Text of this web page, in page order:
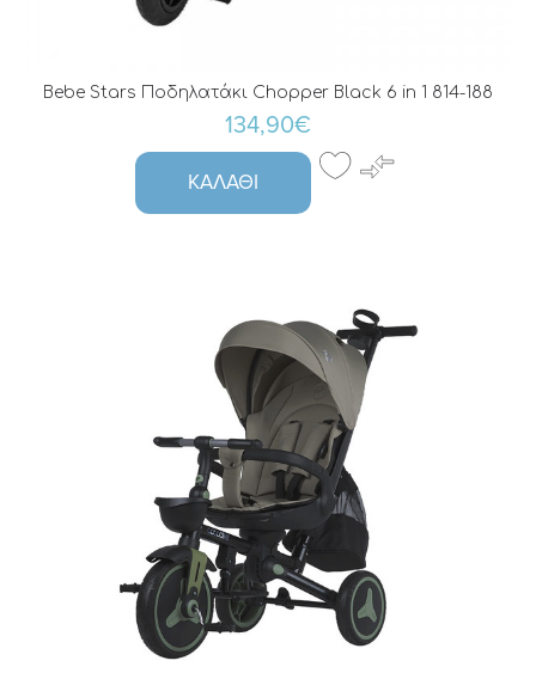
Bebe Stars Ποδηλατάκι Chopper Black 6 in 1 814-188
134,90€
ΚΑΛΆΘΙ